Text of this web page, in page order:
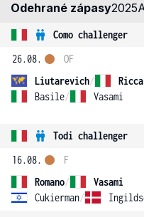
Odehrané zápasy2025
Como challenger
26.08.
Liutarevich/
Ricca
Basile/ Vasami
OF
Todi challenger
16.08.
Romano/
Vasami
Cukierman/
F